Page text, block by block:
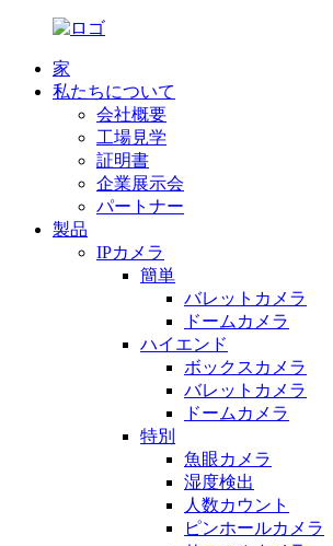
家
私たちについて
会社概要
工場見学
証明書
企業展示会
パートナー
製品
IPカメラ
簡単
バレットカメラ
ドームカメラ
ハイエンド
ボックスカメラ
バレットカメラ
ドームカメラ
特別
魚眼カメラ
湿度検出
人数カウント
ピンホールカメラ